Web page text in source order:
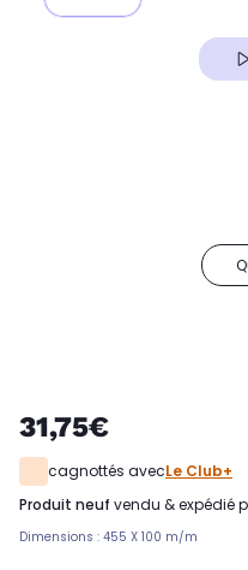
31,75€
cagnottés avecLe Club+
produit neuf vendu & expédié
Dimensions : 455 X 100 m/m